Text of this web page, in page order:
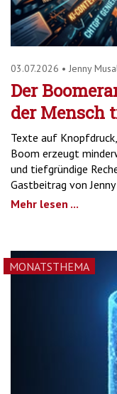
03.07.2026 • Jenny
Der
der Mensch
Texte auf
Boom erzeugt
und tiefgründige
Gastbeitrag von
Mehr lesen ...
MONATSTHEMA